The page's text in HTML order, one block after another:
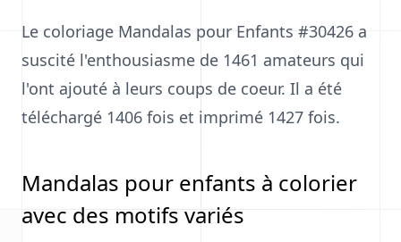
Le coloriage Mandalas pour Enfants #30426 a
suscité l'enthousiasme de 1461 amateurs qui
l'ont ajouté à leurs coups de coeur. Il a été
téléchargé 1406 fois et imprimé 1427 fois.
Mandalas pour enfants à colorier
avec des motifs variés